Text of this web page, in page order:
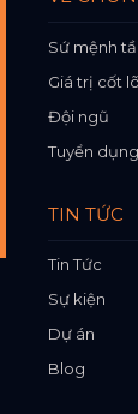
Sứ mệnh
Giá trị cốt
Đội ngũ
Tuyển dụng
TIN TỨC
Tin Tức
Sự kiện
Dự án
Blog